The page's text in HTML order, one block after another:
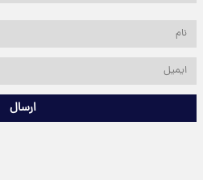
ارسال